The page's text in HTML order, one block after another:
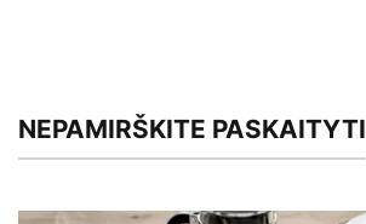
NEPAMIRŠKITE PASKAITYTI